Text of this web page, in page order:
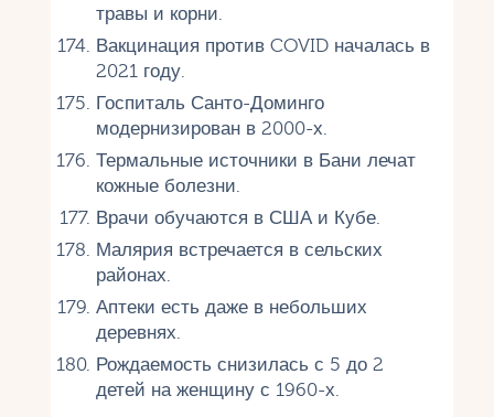
травы и корни.
Вакцинация против COVID началась в
2021 году.
Госпиталь Санто-Доминго
модернизирован в 2000-х.
Термальные источники в Бани лечат
кожные болезни.
Врачи обучаются в США и Кубе.
Малярия встречается в сельских
районах.
Аптеки есть даже в небольших
деревнях.
Рождаемость снизилась с 5 до 2
детей на женщину с 1960-х.